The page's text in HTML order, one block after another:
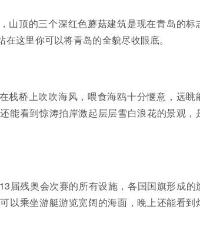
山顶的三个深红色蘑菇建筑是现在青岛的标
这里你可以将青岛的全貌尽收眼底。
栈桥上吹吹海风，喂食海鸥十分惬意，远眺
能看到惊涛拍岸激起层层雪白浪花的景观，
届残奥会次赛的所有设施，各国国旗形成的
以乘坐游艇游览宽阔的海面，晚上还能看到